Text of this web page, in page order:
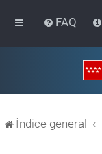
FAQ
Índice general